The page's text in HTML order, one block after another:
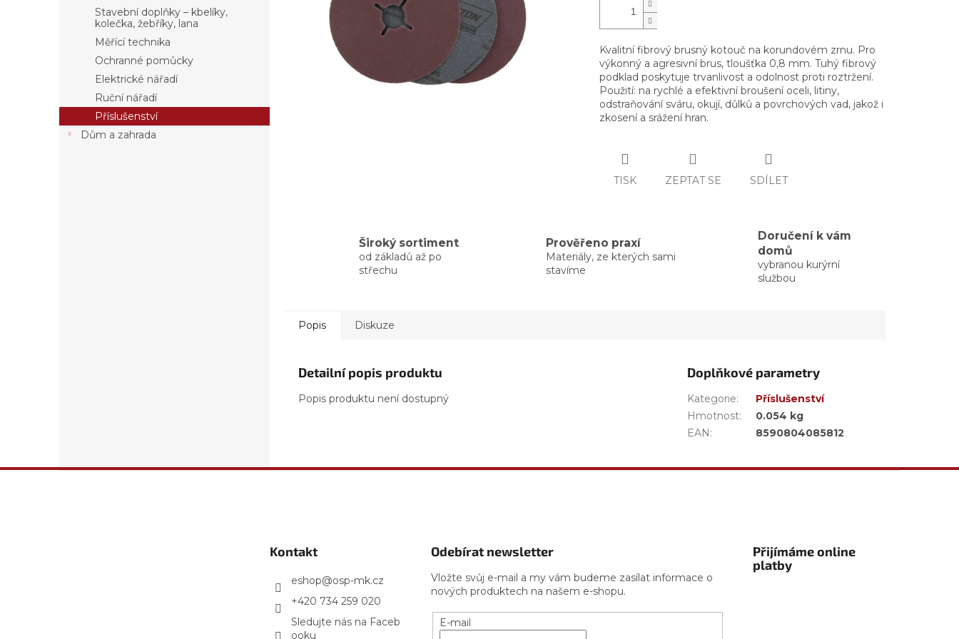
Stavební doplňky – kbelíky,
kolečka, žebříky, lana
Měřící technika
Ochranné pomůcky
Elektrické nářadí
Ruční nářadí
Příslušenství
Dům a zahrada
Kvalitní fibrový brusný kotouč na korundovém zrnu. Pro
výkonný a agresivní brus, tloušťka 0,8 mm. Tuhý fibrový
podklad poskytuje trvanlivost a odolnost proti roztržení.
Použití: na rychlé a efektivní broušení oceli, litiny,
odstraňování sváru, okují, důlků a povrchových vad, jakož i
zkosení a srážení hran.
TISK ZEPTAT SE SDÍLET
Široký sortiment
od základů až po
střechu
Prověřeno praxí
Materiály, ze kterých sami
stavíme
Doručení k vám
domů
vybranou kurýrní
službou
Popis Diskuze
Detailní popis produktu
Popis produktu není dostupný
Doplňkové parametry
Kategorie:
Příslušenství
Hmotnost:
0.054 kg
EAN: 8590804085812
Kontakt
eshop@osp-mk.cz
+420 734 259 020
Sledujte nás na Faceb
ooku
Odebírat newsletter
Vložte svůj e-mail a my vám budeme zasílat informace o
nových produktech na našem e-shopu.
E-mail
Přijímáme online
platby